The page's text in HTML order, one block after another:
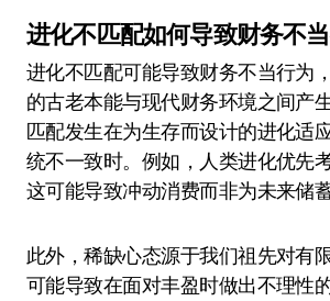
进化不匹配如何导致财务不
进化不匹配可能导致财务不当行为
的古老本能与现代财务环境之间产
匹配发生在为生存而设计的进化适
统不一致时。例如，人类进化优先
这可能导致冲动消费而非为未来储蓄
此外，稀缺心态源于我们祖先对有
可能导致在面对丰盈时做出不理性